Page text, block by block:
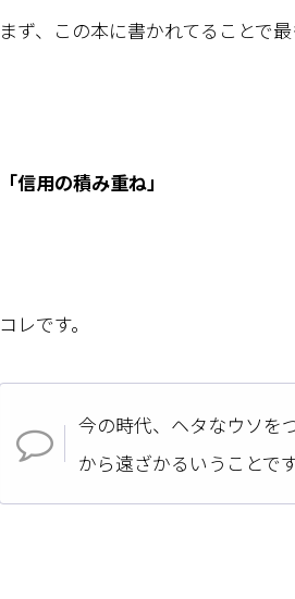
まず、この本に書かれてることで
「信用の積み重ね」
コレです。
今の時代、ヘタなウソを
から遠ざかるいうことです